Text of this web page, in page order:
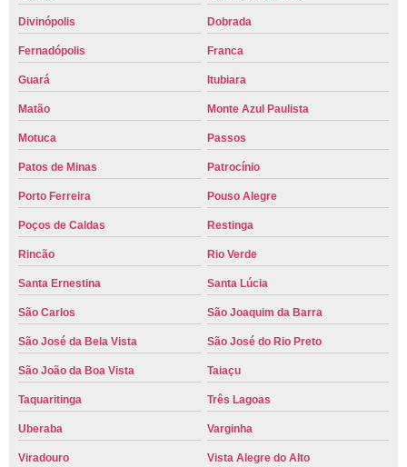
Divinópolis Dobrada
Fernadópolis Franca
Guará Itubiara
Matão Monte Azul Paulista
Motuca Passos
Patos de Minas Patrocínio
Porto Ferreira Pouso Alegre
Poços de Caldas Restinga
Rincão Rio Verde
Santa Ernestina Santa Lúcia
São Carlos São Joaquim da Barra
São José da Bela Vista São José do Rio Preto
São João da Boa Vista Taiaçu
Taquaritinga Três Lagoas
Uberaba Varginha
Viradouro Vista Alegre do Alto